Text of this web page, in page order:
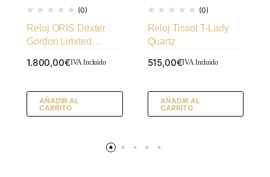
(0)
Reloj ORIS Dexter
Gordon Limited
1.800,00€IVA Incluido
AÑADIR AL
CARRITO
(0)
Reloj Tissot T-Lady
Quartz
515,00€IVA Incluido
AÑADIR AL
CARRITO